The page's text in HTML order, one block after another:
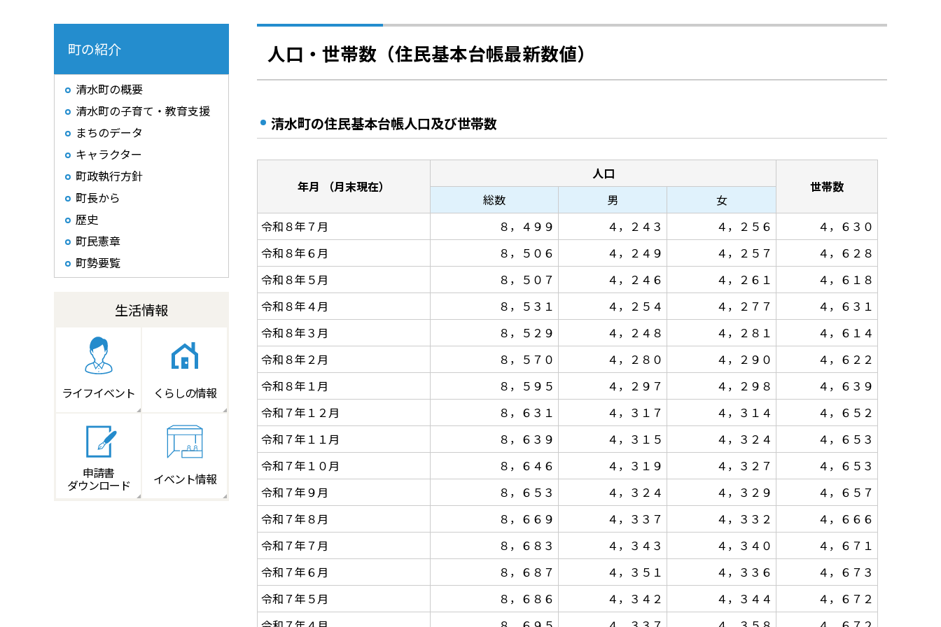
町の紹介
清水町の概要
清水町の子育て・教育支援
まちのデータ
キャラクター
町政執行方針
町長から
歴史
町民憲章
町勢要覧
生活情報
ライフイベント くらしの情報
申請書
ダウンロード イベント情報
人口・世帯数（住民基本台帳最新数値）
清水町の住民基本台帳人口及び世帯数
年月 （月末現在）
人口
世帯数
総数 男
女
令和８年７月
８，４９９ ４，２４３ ４，２５６
４，６３０
令和８年６月
８，５０６ ４，２４９ ４，２５７
４，６２８
令和８年５月
８，５０７ ４，２４６ ４，２６１
４，６１８
令和８年４月
８，５３１ ４，２５４ ４，２７７
４，６３１
令和８年３月
８，５２９ ４，２４８ ４，２８１
４，６１４
令和８年２月
８，５７０ ４，２８０ ４，２９０
４，６２２
令和８年１月
８，５９５ ４，２９７ ４，２９８
４，６３９
令和７年１２月
８，６３１ ４，３１７ ４，３１４
４，６５２
令和７年１１月
８，６３９ ４，３１５ ４，３２４
４，６５３
令和７年１０月
８，６４６ ４，３１９ ４，３２７
４，６５３
令和７年９月
８，６５３ ４，３２４ ４，３２９
４，６５７
令和７年８月
８，６６９ ４，３３７ ４，３３２
４，６６６
令和７年７月
８，６８３ ４，３４３ ４，３４０
４，６７１
令和７年６月
８，６８７ ４，３５１ ４，３３６
４，６７３
令和７年５月
８，６８６ ４，３４２ ４，３４４
４，６７２